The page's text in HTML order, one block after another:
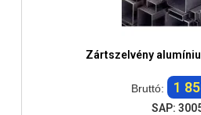
Zártszelvény
Bruttó: 1
SAP: